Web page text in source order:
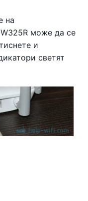
на
може да се
и
светят